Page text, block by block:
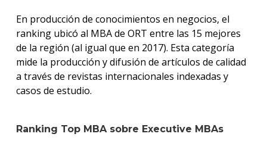
En producción de conocimientos en negocios, el
ranking ubicó al MBA de ORT entre las 15 mejores
de la región (al igual que en 2017). Esta categoría
mide la producción y difusión de artículos de calidad
a través de revistas internacionales indexadas y
casos de estudio.
Ranking Top MBA sobre Executive MBAs